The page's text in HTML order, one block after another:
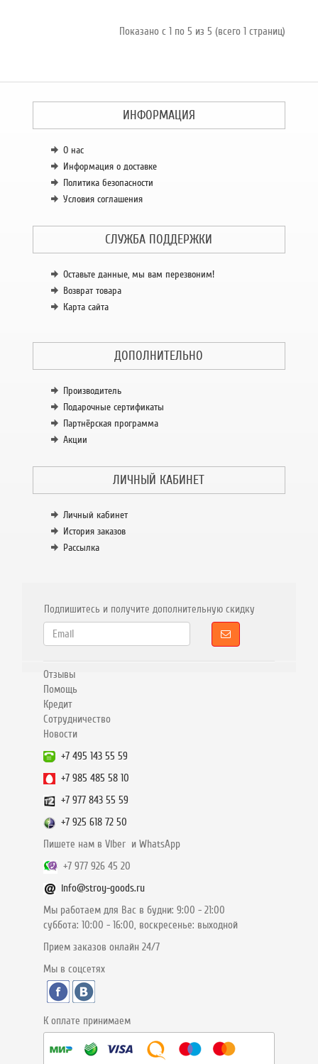
Показано с 1 по 5 из 5 (всего 1 страниц)
ИНФОРМАЦИЯ
О нас
Информация о доставке
Политика безопасности
Условия соглашения
СЛУЖБА ПОДДЕРЖКИ
Оставьте данные, мы вам перезвоним!
Возврат товара
Карта сайта
ДОПОЛНИТЕЛЬНО
Производитель
Подарочные сертификаты
Партнёрская программа
Акции
ЛИЧНЫЙ КАБИНЕТ
Личный кабинет
История заказов
Рассылка
Подпишитесь и получите дополнительную скидку
Отзывы
Помощь
Кредит
Сотрудничество
Новости
+7 495 143 55 59
+7 985 485 58 10
+7 977 843 55 59
+7 925 618 72 50
Пишете нам в Viber и WhatsApp
+7 977 926 45 20
info@stroy-goods.ru
Мы работаем для Вас в будни: 9:00 - 21:00
суббота: 10:00 - 16:00, воскресенье: выходной
Прием заказов онлайн 24/7
Мы в соцсетях
К оплате принимаем